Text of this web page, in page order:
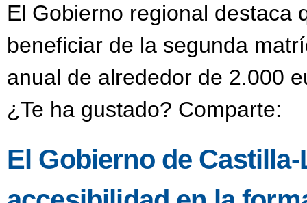
El Gobierno regional destaca
beneficiar de la segunda
anual de alrededor de 2.000
¿Te ha gustado? Comparte:
El Gobierno de